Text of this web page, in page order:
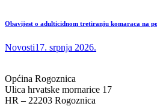
Obavijest o adulticidnom tretiranju komaraca na
Novosti17. srpnja 2026.
Općina Rogoznica
Ulica hrvatske mornarice 17
HR – 22203 Rogoznica